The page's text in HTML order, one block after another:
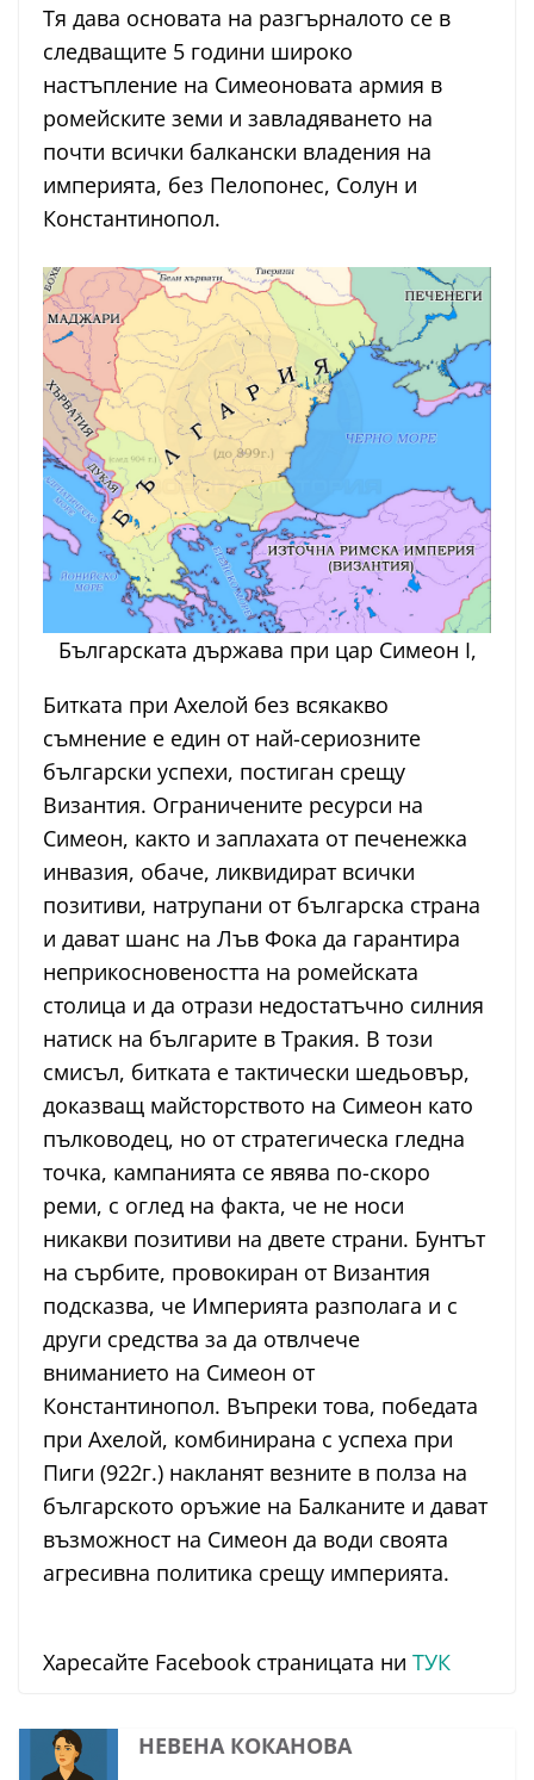
Тя дава основата на разгърналото се в
следващите 5 години широко
настъпление на Симеоновата армия в
ромейските земи и завладяването на
почти всички балкански владения на
империята, без Пелопонес, Солун и
Константинопол.
Българската държава при цар Симеон I,
Битката при Ахелой без всякакво
съмнение е един от най-сериозните
български успехи, постиган срещу
Византия. Ограничените ресурси на
Симеон, както и заплахата от печенежка
инвазия, обаче, ликвидират всички
позитиви, натрупани от българска страна
и дават шанс на Лъв Фока да гарантира
неприкосновеността на ромейската
столица и да отрази недостатъчно силния
натиск на българите в Тракия. В този
смисъл, битката е тактически шедьовър,
доказващ майсторството на Симеон като
пълководец, но от стратегическа гледна
точка, кампанията се явява по-скоро
реми, с оглед на факта, че не носи
никакви позитиви на двете страни. Бунтът
на сърбите, провокиран от Византия
подсказва, че Империята разполага и с
други средства за да отвлчече
вниманието на Симеон от
Константинопол. Въпреки това, победата
при Ахелой, комбинирана с успеха при
Пиги (922г.) накланят везните в полза на
българското оръжие на Балканите и дават
възможност на Симеон да води своята
агресивна политика срещу империята.
Харесайте Facebook страницата ни ТУК
НЕВЕНА КОКАНОВА